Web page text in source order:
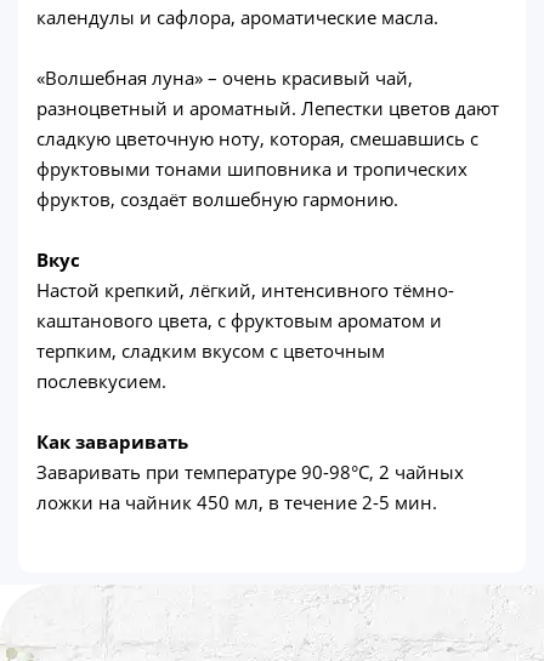
календулы и сафлора, ароматические масла.
«Волшебная луна» – очень красивый чай,
разноцветный и ароматный. Лепестки цветов дают
сладкую цветочную ноту, которая, смешавшись с
фруктовыми тонами шиповника и тропических
фруктов, создаёт волшебную гармонию.
Вкус
Настой крепкий, лёгкий, интенсивного тёмно-
каштанового цвета, с фруктовым ароматом и
терпким, сладким вкусом с цветочным
послевкусием.
Как заваривать
Заваривать при температуре 90-98°C, 2 чайных
ложки на чайник 450 мл, в течение 2-5 мин.